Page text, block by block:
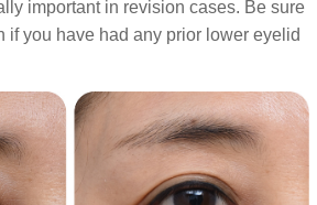
important in revision cases. Be sure
if you have had any prior lower eyelid